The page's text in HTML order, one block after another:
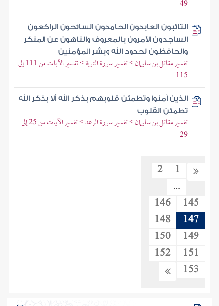
49
التائبون العابدون الحامدون السائحون الراكعون
الساجدون الآمرون بالمعروف والناهون عن المنكر
والحافظون لحدود الله وبشر المؤمنين
تفسير مقاتل بن سليمان > تفسير سورة التوبة > تفسير الآيات من 111 إلى
115
الذين آمنوا وتطمئن قلوبهم بذكر الله ألا بذكر الله
تطمئن القلوب
تفسير مقاتل بن سليمان > تفسير سورة الرعد > تفسير الآيات من 25 إلى
29
1
2
...
145
146
147
148
149
150
151
152
153